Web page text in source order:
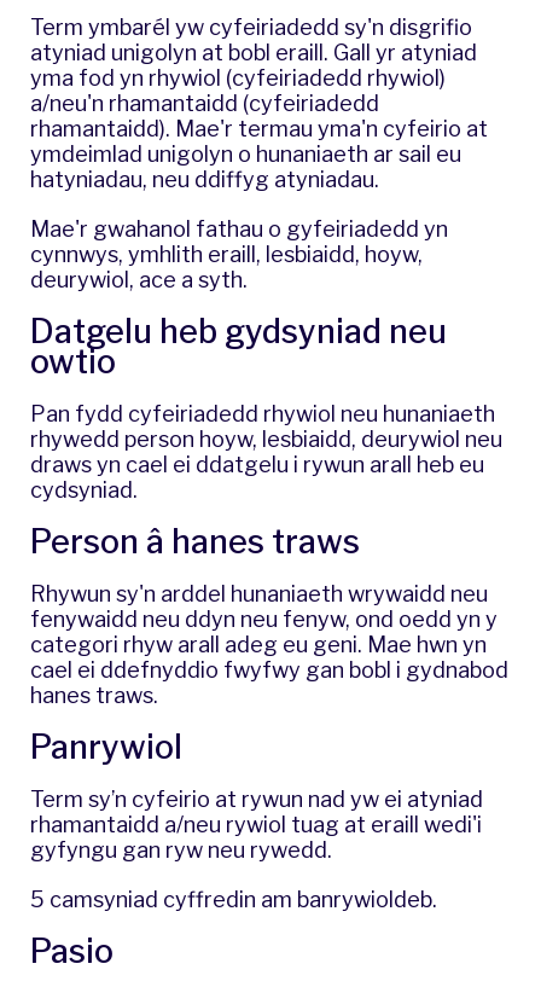
Term ymbarél yw cyfeiriadedd sy'n disgrifio
atyniad unigolyn at bobl eraill. Gall yr atyniad
yma fod yn rhywiol (cyfeiriadedd rhywiol)
a/neu'n rhamantaidd (cyfeiriadedd
rhamantaidd). Mae'r termau yma'n cyfeirio at
ymdeimlad unigolyn o hunaniaeth ar sail eu
hatyniadau, neu ddiffyg atyniadau.
Mae'r gwahanol fathau o gyfeiriadedd yn
cynnwys, ymhlith eraill, lesbiaidd, hoyw,
deurywiol, ace a syth.
Datgelu heb gydsyniad neu
owtio
Pan fydd cyfeiriadedd rhywiol neu hunaniaeth
rhywedd person hoyw, lesbiaidd, deurywiol neu
draws yn cael ei ddatgelu i rywun arall heb eu
cydsyniad.
Person â hanes traws
Rhywun sy'n arddel hunaniaeth wrywaidd neu
fenywaidd neu ddyn neu fenyw, ond oedd yn y
categori rhyw arall adeg eu geni. Mae hwn yn
cael ei ddefnyddio fwyfwy gan bobl i gydnabod
hanes traws.
Panrywiol
Term sy’n cyfeirio at rywun nad yw ei atyniad
rhamantaidd a/neu rywiol tuag at eraill wedi'i
gyfyngu gan ryw neu rywedd.
5 camsyniad cyffredin am banrywioldeb.
Pasio